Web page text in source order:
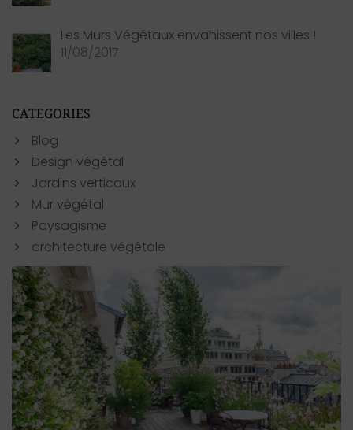
Les Murs Végétaux envahissent nos villes !
11/08/2017
CATEGORIES
Blog
Design végétal
Jardins verticaux
Mur végétal
Paysagisme
architecture végétale